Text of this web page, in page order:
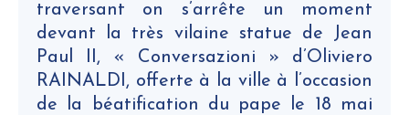
traversant on s’arrête un moment
devant la très vilaine statue de Jean
Paul II, « Conversazioni » d’Oliviero
RAINALDI, offerte à la ville à l’occasion
de la béatification du pape le 18 mai